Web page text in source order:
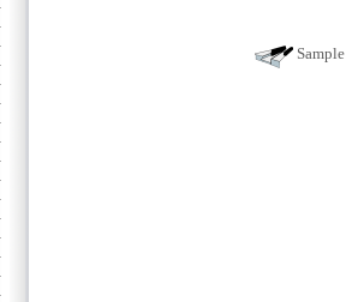
Sample